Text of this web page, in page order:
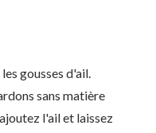
gousses d'ail.
sans matière
l'ail et laissez